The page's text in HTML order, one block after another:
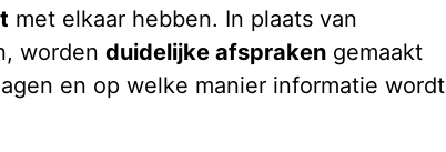
met elkaar hebben. In plaats van
worden duidelijke afspraken gemaakt
en op welke manier informatie wordt